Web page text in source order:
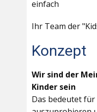
einfach
Ihr Team der
Konzept
Wir sind der
Kinder sein
Das bedeutet für